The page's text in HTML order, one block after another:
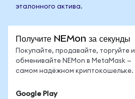
эталонного актива.
Получите NEMon за секунды
Покупайте, продавайте, торгуйте и
обменивайте NEMon в MetaMask —
самом надёжном криптокошельке.
Google Play